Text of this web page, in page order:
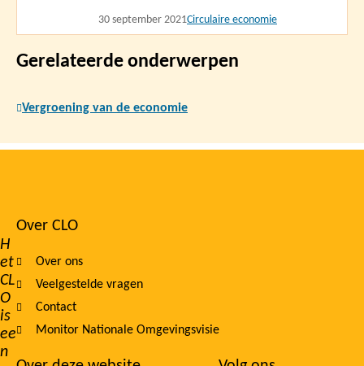
30 september 2021Circulaire economie
Gerelateerde onderwerpen
Vergroening van de economie
H
et
CL
O
is
ee
n
Footer
navigation
Over CLO
Over ons
Veelgestelde vragen
Contact
Monitor Nationale Omgevingsvisie